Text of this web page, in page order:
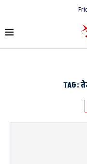
TAG: